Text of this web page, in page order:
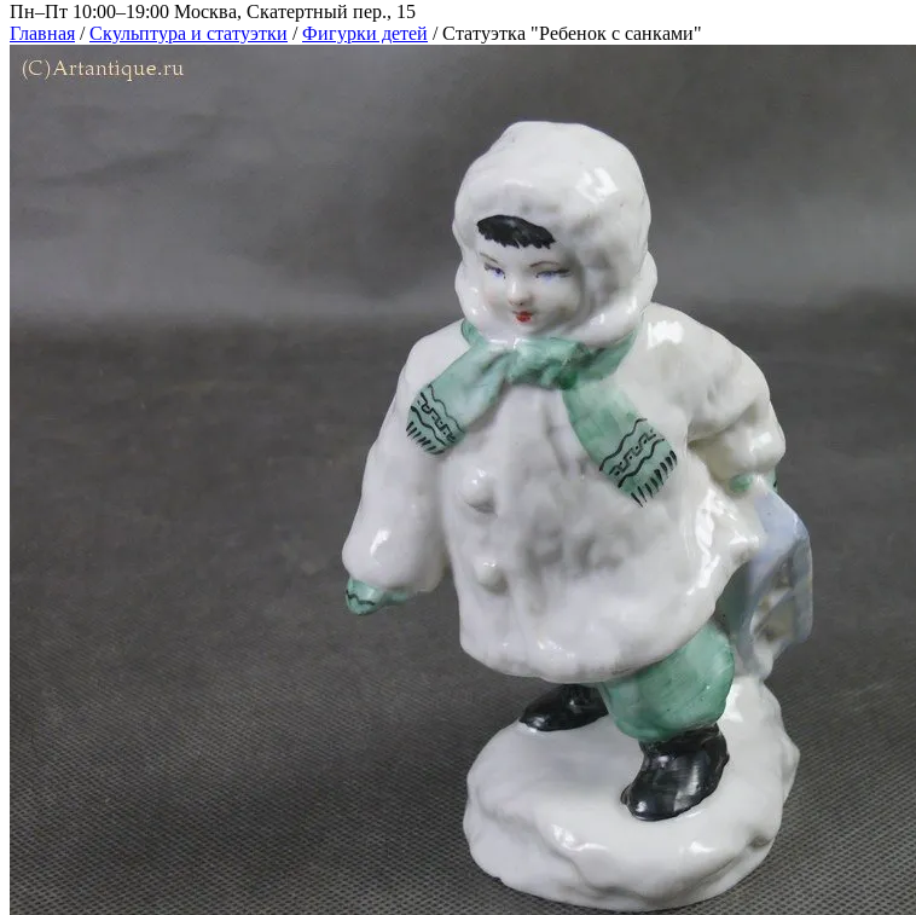
Пн–Пт 10:00–19:00 Москва, Скатертный пер., 15
Главная / Скульптура и статуэтки / Фигурки детей / Статуэтка "Ребенок с санками"